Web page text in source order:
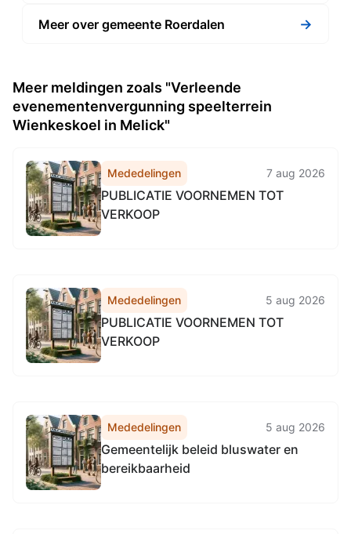
Meer over gemeente Roerdalen →
Meer meldingen zoals "Verleende
evenementenvergunning speelterrein
Wienkeskoel in Melick"
Mededelingen 7 aug 2026
PUBLICATIE VOORNEMEN TOT
VERKOOP
Mededelingen 5 aug 2026
PUBLICATIE VOORNEMEN TOT
VERKOOP
Mededelingen 5 aug 2026
Gemeentelijk beleid bluswater en
bereikbaarheid